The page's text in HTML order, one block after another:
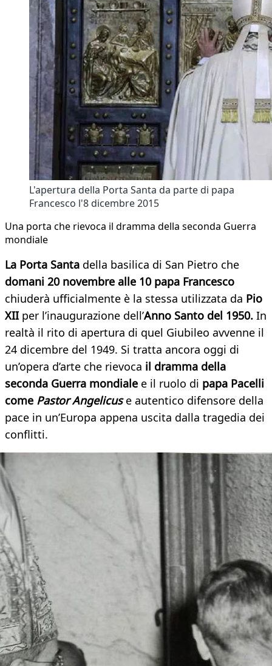
L'apertura della Porta Santa da parte di papa
Francesco l'8 dicembre 2015
Una porta che rievoca il dramma della seconda Guerra
mondiale
La Porta Santa della basilica di San Pietro che
domani 20 novembre alle 10 papa Francesco
chiuderà ufficialmente è la stessa utilizzata da Pio
XII per l’inaugurazione dell’Anno Santo del 1950. In
realtà il rito di apertura di quel Giubileo avvenne il
24 dicembre del 1949. Si tratta ancora oggi di
un’opera d’arte che rievoca il dramma della
seconda Guerra mondiale e il ruolo di papa Pacelli
come Pastor Angelicuse autentico difensore della
pace in un’Europa appena uscita dalla tragedia dei
conflitti.